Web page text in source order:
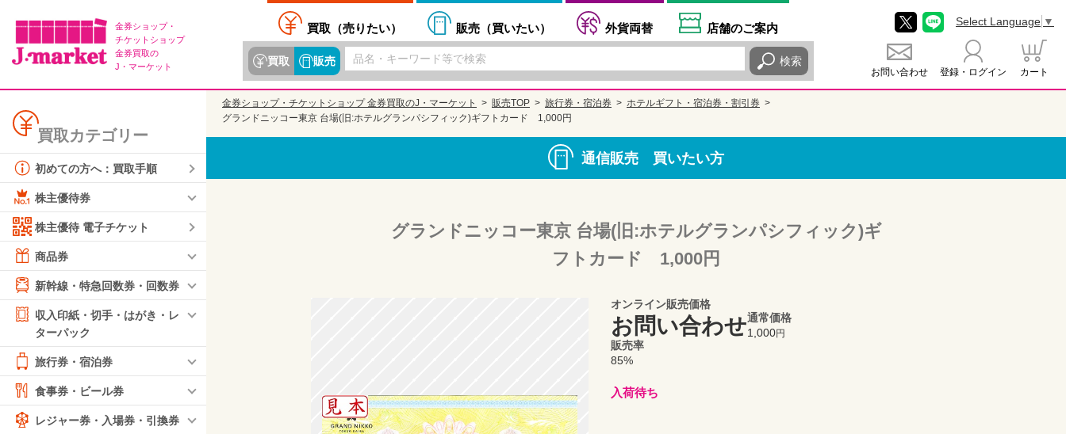
金券ショップ・
チケットショップ
金券買取の
J・マーケット
買取（売りたい） 販売（買いたい） 外貨両替 店舗のご案内
買取 販売 検索
お問い合わせ 登録・ログイン カート
Select Language ▼
買取カテゴリー
初めての方へ：買取手順
株主優待券
株主優待 電子チケット
商品券
新幹線・特急回数券・回数券
収入印紙・切手・はがき・レ
ターパック
旅行券・宿泊券
食事券・ビール券
レジャー券・入場券・引換券
金券ショップ・チケットショップ 金券買取のJ・マーケット 販売TOP 旅行券・宿泊券
ホテルギフト・宿泊券・割引券
グランドニッコー東京 台場(旧:ホテルグランパシフィック)ギフトカード 1,000円
通信販売 買いたい方
グランドニッコー東京 台場(旧:ホテルグランパシフィック)ギ
フトカード 1,000円
オンライン販売価格
お問い合わせ通常価格
1,000円
販売率
85%
入荷待ち